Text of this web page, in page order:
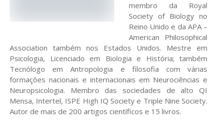
membro da Royal
Society of Biology no
Reino Unido e da APA –
American Philosophical
Association também nos Estados Unidos. Mestre em
Psicologia, Licenciado em Biologia e História; também
Tecnólogo em Antropologia e filosofia com várias
formações nacionais e internacionais em Neurociências e
Neuropsicologia. Membro das sociedades de alto QI
Mensa, Intertel, ISPE High IQ Society e Triple Nine Society.
Autor de mais de 200 artigos científicos e 15 livros.